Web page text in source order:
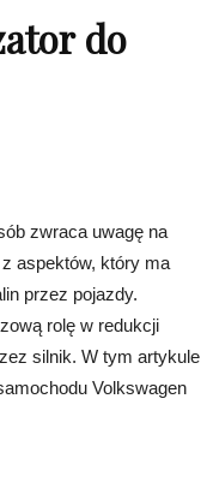
do
zwraca uwagę na
aspektów, który ma
przez pojazdy.
rolę w redukcji
silnik. W tym artykule
Volkswagen